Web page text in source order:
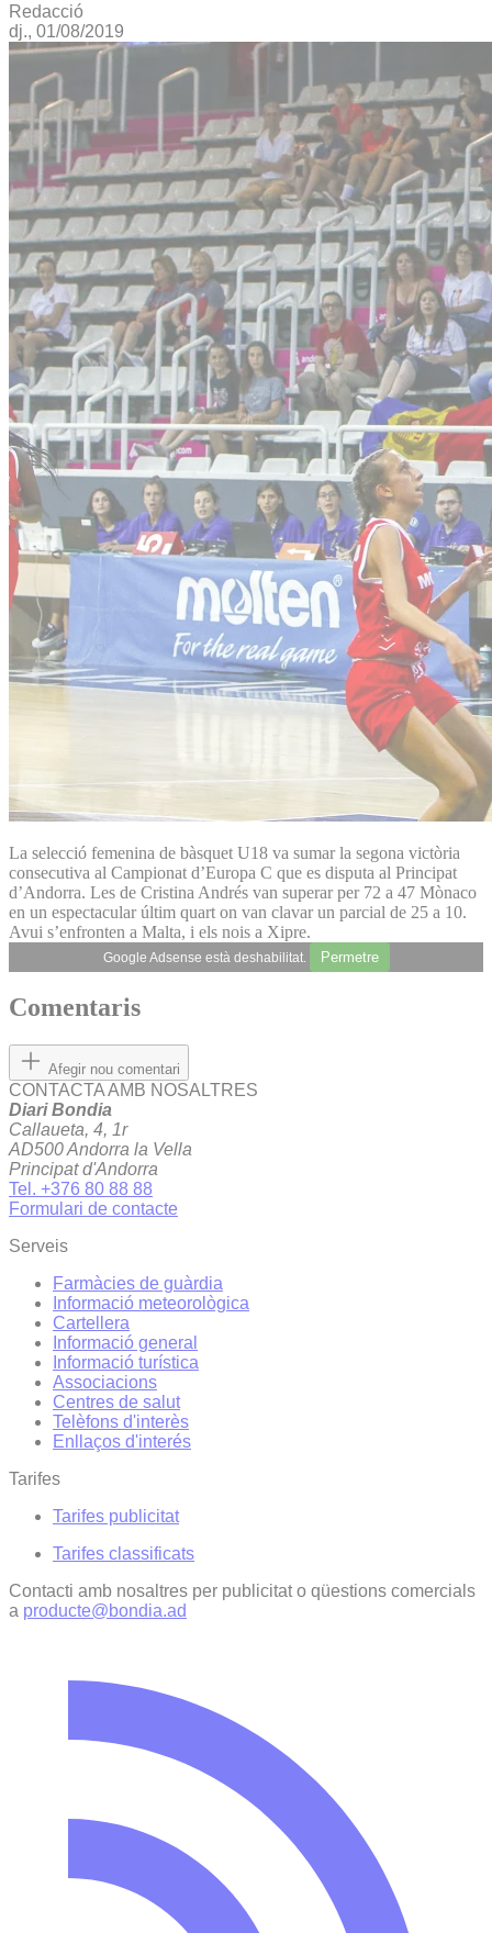
Redacció
dj., 01/08/2019
La selecció femenina de bàsquet U18 va sumar la segona victòria
consecutiva al Campionat d’Europa C que es disputa al Principat
d’Andorra. Les de Cristina Andrés van superar per 72 a 47 Mònaco
en un espectacular últim quart on van clavar un parcial de 25 a 10.
Avui s’enfronten a Malta, i els nois a Xipre.
Google Adsense està deshabilitat. Permetre
Comentaris
Afegir nou comentari
CONTACTA AMB NOSALTRES
Diari Bondia
Callaueta, 4, 1r
AD500 Andorra la Vella
Principat d'Andorra
Tel. +376 80 88 88
Formulari de contacte
Serveis
Farmàcies de guàrdia
Informació meteorològica
Cartellera
Informació general
Informació turística
Associacions
Centres de salut
Telèfons d'interès
Enllaços d'interés
Tarifes
Tarifes publicitat
Tarifes classificats
Contacti amb nosaltres per publicitat o qüestions comercials
a producte@bondia.ad